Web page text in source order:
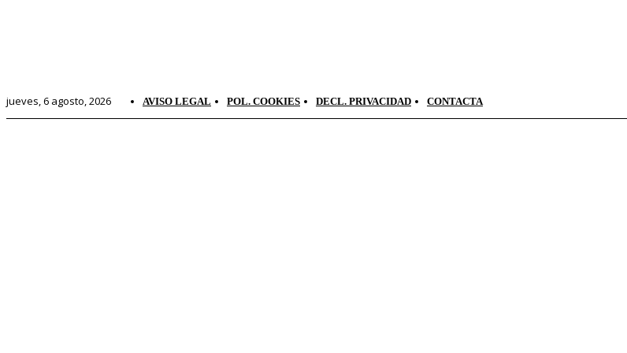
jueves, 6 agosto, 2026 AVISO LEGAL POL. COOKIES DECL. PRIVACIDAD CONTACTA